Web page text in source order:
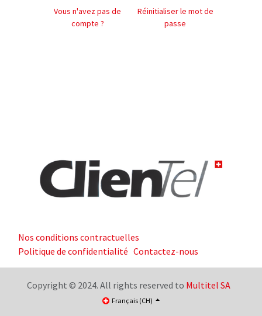
Vous n'avez pas de
compte ?
Réinitialiser le mot de
passe
Nos conditions contractuelles
Politique de confidentialité Contactez-nous
Copyright © 2024. All rights reserved to Multitel SA
Français (CH)